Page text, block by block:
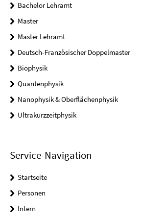
Bachelor Lehramt
Master
Master Lehramt
Deutsch-Französischer Doppelmaster
Biophysik
Quantenphysik
Nanophysik & Oberflächenphysik
Ultrakurzzeitphysik
Service-Navigation
Startseite
Personen
Intern